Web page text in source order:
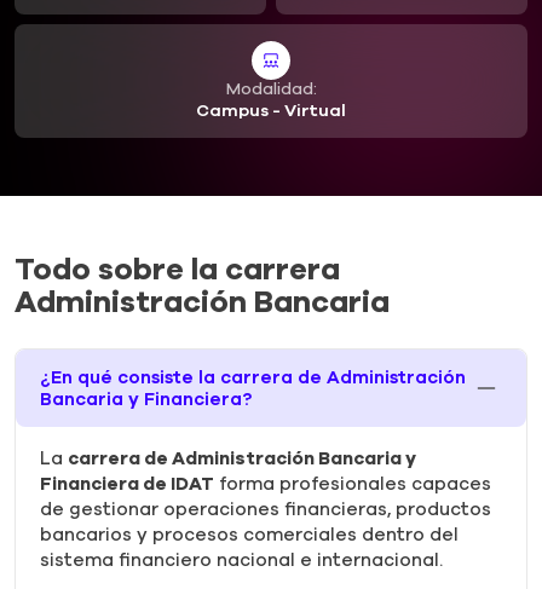
Modalidad:
Campus - Virtual
Todo sobre la carrera
Administración Bancaria
¿En qué consiste la carrera de Administración
Bancaria y Financiera?
La carrera de Administración Bancaria y
Financiera de IDAT forma profesionales capaces
de gestionar operaciones financieras, productos
bancarios y procesos comerciales dentro del
sistema financiero nacional e internacional.